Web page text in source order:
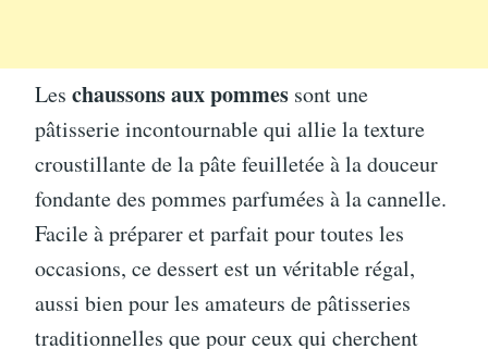
Les chaussons aux pommes sont une
pâtisserie incontournable qui allie la texture
croustillante de la pâte feuilletée à la douceur
fondante des pommes parfumées à la cannelle.
Facile à préparer et parfait pour toutes les
occasions, ce dessert est un véritable régal,
aussi bien pour les amateurs de pâtisseries
traditionnelles que pour ceux qui cherchent